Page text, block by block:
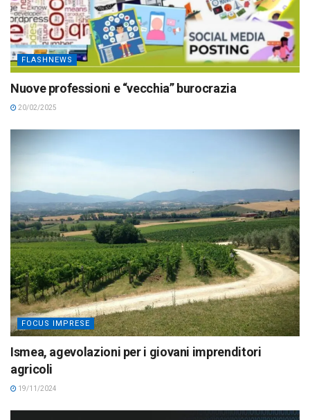
FLASHNEWS
Nuove professioni e “vecchia” burocrazia
20/02/2025
FOCUS IMPRESE
Ismea, agevolazioni per i giovani imprenditori
agricoli
19/11/2024